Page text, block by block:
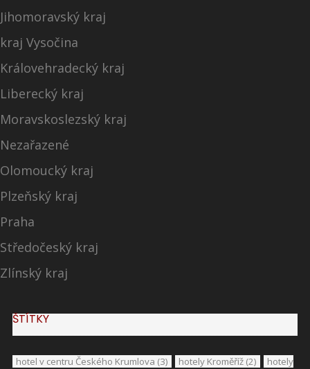
Jihomoravský kraj
kraj Vysočina
Královehradecký kraj
Liberecký kraj
Moravskoslezský kraj
Nezařazené
Olomoucký kraj
Plzeňský kraj
Praha
Středočeský kraj
Zlínský kraj
ŠTÍTKY
hotel v centru Českého Krumlova (3) hotely Kroměříž (2)
hotely